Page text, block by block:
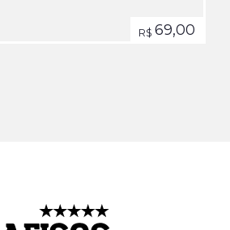
R$ 69,00